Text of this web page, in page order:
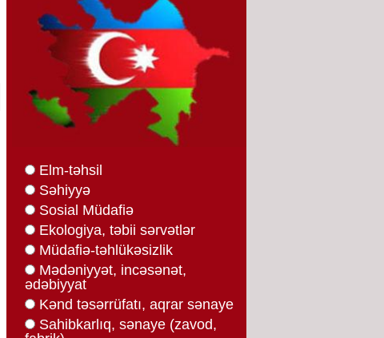
Elm-təhsil
Səhiyyə
Sosial Müdafiə
Ekologiya, təbii sərvətlər
Müdafiə-təhlükəsizlik
Mədəniyyət, incəsənət,
ədəbiyyat
Kənd təsərrüfatı, aqrar sənaye
Sahibkarlıq, sənaye (zavod,